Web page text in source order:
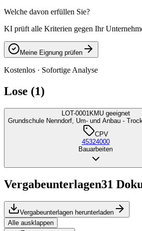
Welche davon erfüllen Sie?
KI prüft alle Kriterien gegen Ihr
Meine Eignung prüfen
Kostenlos · Sofortige Analyse
Lose (1)
LOT-0001KMU geeignet
Grundschule Nenndorf, Um- und Anbau -
CPV
45324000
Bauarbeiten
Vergabeunterlagen31
Vergabeunterlagen herunterladen
Alle ausklappen